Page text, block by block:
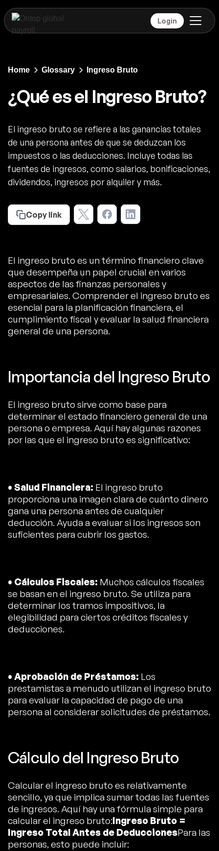
Login
Home Glossary Ingreso Bruto
¿Qué es el Ingreso Bruto?
El ingreso bruto se refiere a las ganancias totales
de una persona antes de que se deduzcan los
impuestos o las deducciones. Incluye todas las
fuentes de ingresos, como salarios, bonificaciones,
dividendos, ingresos por alquiler y más.
Copy link
El ingreso bruto es un término financiero clave
que desempeña un papel crucial en varios
aspectos de las finanzas personales y
empresariales. Comprender el ingreso bruto es
esencial para la planificación financiera, el
cumplimiento fiscal y evaluar la salud financiera
general de una persona.
Importancia del Ingreso Bruto
El ingreso bruto sirve como base para
determinar el estado financiero general de una
persona o empresa. Aquí hay algunas razones
por las que el ingreso bruto es significativo:
• Salud Financiera: El ingreso bruto
proporciona una imagen clara de cuánto dinero
gana una persona antes de cualquier
deducción. Ayuda a evaluar si los ingresos son
suficientes para cubrir los gastos.
• Cálculos Fiscales: Muchos cálculos fiscales
se basan en el ingreso bruto. Se utiliza para
determinar los tramos impositivos, la
elegibilidad para ciertos créditos fiscales y
deducciones.
• Aprobación de Préstamos: Los
prestamistas a menudo utilizan el ingreso bruto
para evaluar la capacidad de pago de una
persona al considerar solicitudes de préstamos.
Cálculo del Ingreso Bruto
Calcular el ingreso bruto es relativamente
sencillo, ya que implica sumar todas las fuentes
de ingresos. Aquí hay una fórmula simple para
calcular el ingreso bruto:Ingreso Bruto =
Ingreso Total Antes de DeduccionesPara las
personas, esto puede incluir: